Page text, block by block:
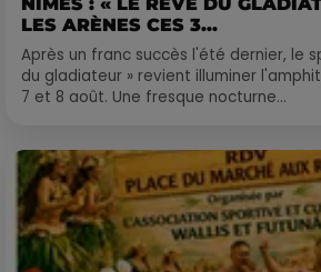
LES ARÈNES CES 3...
Après un franc succès l'été dernier, le
du gladiateur » revient illuminer
7 et 8 août. Une fresque nocturne...